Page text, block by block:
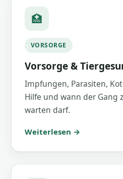
🏥
VORSORGE
Vorsorge &
Impfungen, Parasiten,
Hilfe und wann der Gang
warten darf.
Weiterlesen →